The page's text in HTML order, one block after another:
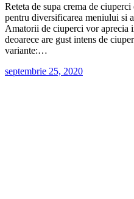
Reteta de supa crema de
pentru diversificarea meniului si
Amatorii de ciuperci vor aprecia
deoarece are gust intens de
variante:…
septembrie 25, 2020